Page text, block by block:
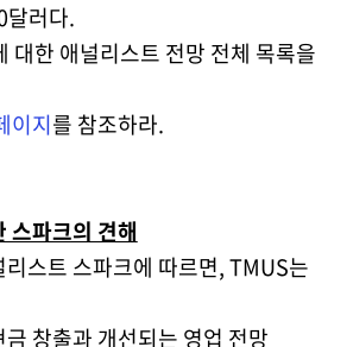
달러다.
대한 애널리스트 전망 전체 목록을
이지를 참조하라.
스파크의 견해
스트 스파크에 따르면, TMUS는
창출과 개선되는 영업 전망